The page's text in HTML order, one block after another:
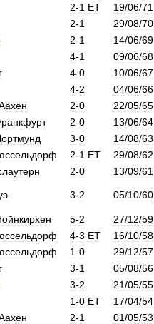
2-1 ET 19/06/71
2-1 29/08/70
2-1 14/06/69
4-1 09/06/68
4-0 10/06/67
4-2 04/06/66
2-0 22/05/65
2-0 13/06/64
3-0 14/08/63
2-1 ET 29/08/62
2-0 13/09/61
3-2 05/10/60
5-2 27/12/59
4-3 ET 16/10/58
1-0 29/12/57
3-1 05/08/56
3-2 21/05/55
1-0 ET 17/04/54
2-1 01/05/53